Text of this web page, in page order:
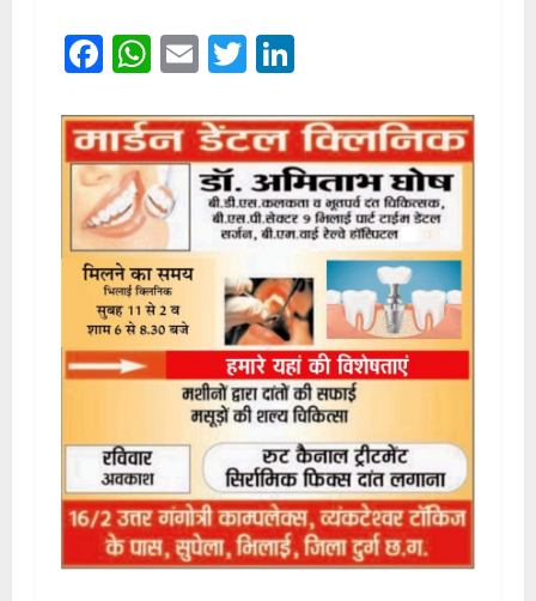
Facebook
WhatsApp
EmailTwitter